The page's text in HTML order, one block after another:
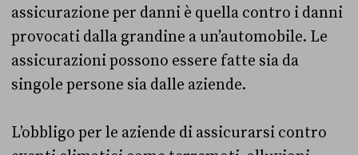
assicurazione per danni è quella contro i danni
provocati dalla grandine a un’automobile. Le
assicurazioni possono essere fatte sia da
singole persone sia dalle aziende.
L’obbligo per le aziende di assicurarsi contro